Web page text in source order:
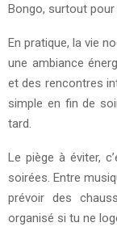
Bongo, surtout
En pratique, la vie
une ambiance
et des rencontres
simple en fin de
tard.
Le piège à éviter,
soirées. Entre
prévoir des
organisé si tu ne